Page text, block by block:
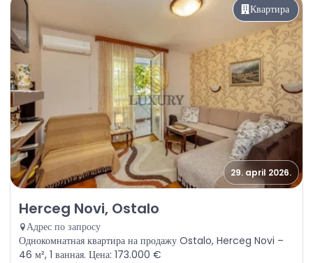
Квартира
29. april 2026.
Продажа - Квартира Herceg Novi, Ostalo
Herceg Novi, Ostalo
Адрес по запросу
Однокомнатная квартира на продажу Ostalo, Herceg Novi –
46 м², 1 ванная. Цена: 173.000 €